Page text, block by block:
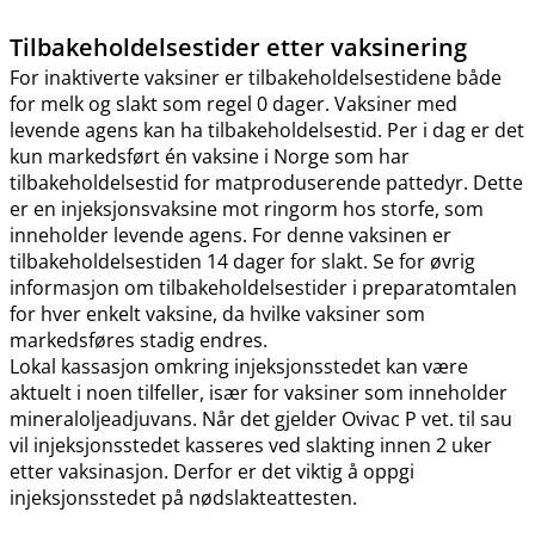
Tilbakeholdelsestider etter vaksinering
For inaktiverte vaksiner er tilbakeholdelsestidene både
for melk og slakt som regel 0 dager. Vaksiner med
levende agens kan ha tilbakeholdelsestid. Per i dag er det
kun markedsført én vaksine i Norge som har
tilbakeholdelsestid for matproduserende pattedyr. Dette
er en injeksjonsvaksine mot ringorm hos storfe, som
inneholder levende agens. For denne vaksinen er
tilbakeholdelsestiden 14 dager for slakt. Se for øvrig
informasjon om tilbakeholdelsestider i preparatomtalen
for hver enkelt vaksine, da hvilke vaksiner som
markedsføres stadig endres.
Lokal kassasjon omkring injeksjonsstedet kan være
aktuelt i noen tilfeller, især for vaksiner som inneholder
mineraloljeadjuvans. Når det gjelder Ovivac P vet. til sau
vil injeksjonsstedet kasseres ved slakting innen 2 uker
etter vaksinasjon. Derfor er det viktig å oppgi
injeksjonsstedet på nødslakteattesten.